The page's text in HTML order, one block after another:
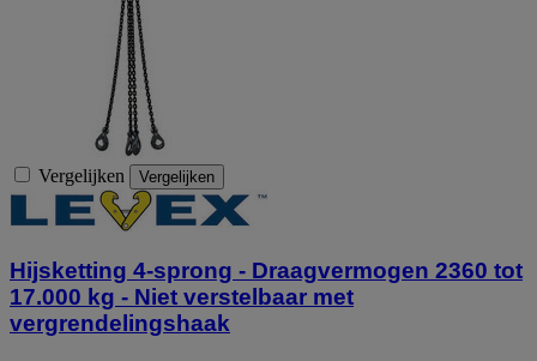
Vergelijken Vergelijken
Hijsketting 4-sprong - Draagvermogen 2360 tot
17.000 kg - Niet verstelbaar met
vergrendelingshaak